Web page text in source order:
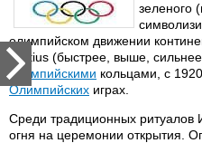
зеленого
олимпийском движении
Fortius (быстрее, выше,
олимпийскими кольцами, с
Олимпийских играх.
Среди традиционных ритуалов
огня на церемонии открытия.